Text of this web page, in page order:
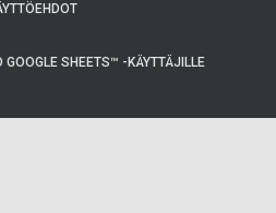
SHEETS™ -KÄYTTÄJILLE